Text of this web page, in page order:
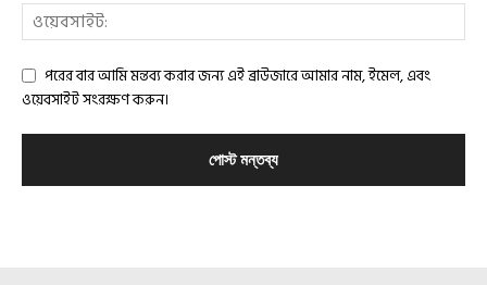
পরের বার আমি মন্তব্য করার জন্য এই ব্রাউজারে আমার নাম, ইমেল, এবং
ওয়েবসাইট সংরক্ষণ করুন।